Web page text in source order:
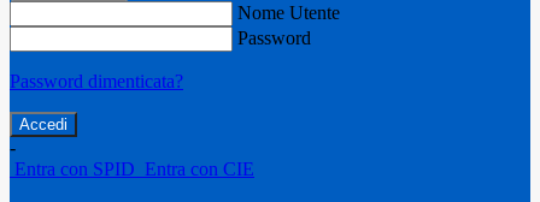
Nome Utente
Password
Password dimenticata?
-
Entra con SPID Entra con CIE